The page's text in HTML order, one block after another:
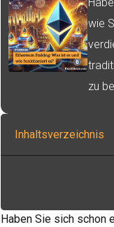
wie
zu
Inhaltsverzeichnis
Haben Sie sich schon